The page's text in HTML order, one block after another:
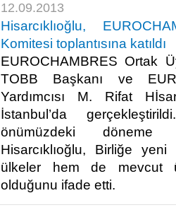
12.09.2013
Hisarcıklıoğlu,
Komitesi toplantısına katıldı
EUROCHAMBRES Ortak
TOBB Başkanı ve
Yardımcısı M. Rifat
İstanbul’da
önümüzdeki döneme
Hisarcıklıoğlu, Birliğe yeni
ülkeler hem de mevcut
olduğunu ifade etti.​